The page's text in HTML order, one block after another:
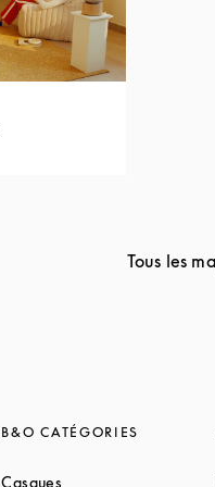
Tous les
B&O CATÉGORIES
Casques Link Opens in New